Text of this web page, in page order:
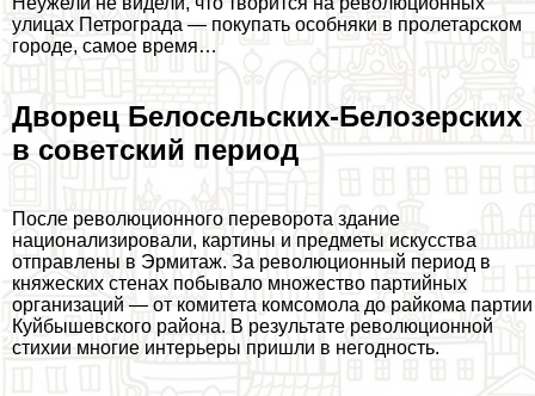
улицах Петрограда — покупать особняки в пролетарском
городе, самое время…
Дворец Белосельских-Белозерских
в советский период
После революционного переворота здание
национализировали, картины и предметы искусства
отправлены в Эрмитаж. За революционный период в
княжеских стенах побывало множество партийных
организаций — от комитета комсомола до райкома партии
Куйбышевского района. В результате революционной
стихии многие интерьеры пришли в негодность.